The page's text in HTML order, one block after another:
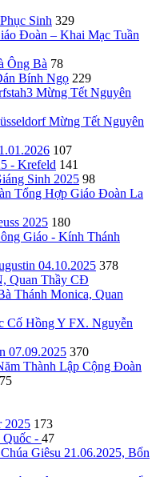
Sinh 329
Đoàn – Khai Mạc Tuần
Ông Bà 78
Bính Ngọ 229
Mừng Tết Nguyên
Mừng Tết Nguyên
107
- Krefeld 141
Sinh 2025 98
Tổng Hợp Giáo Đoàn La
2025 180
Giáo - Kính Thánh
04.10.2025 378
Quan Thầy CĐ
Thánh Monica, Quan
Cố Hồng Y FX. Nguyễn
07.09.2025 370
Thành Lập Cộng Đoàn
2025 173
- 47
Giêsu 21.06.2025, Bổn